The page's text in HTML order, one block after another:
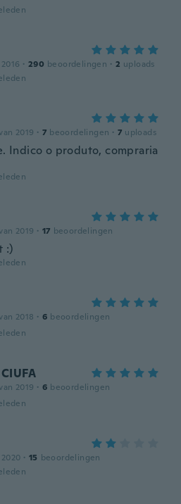
· 290 beoordelingen · 2 uploads
2019 · 7 beoordelingen · 7 uploads
Indico o produto, compraria
2019 · 17 beoordelingen
:)
2018 · 6 beoordelingen
2019 · 6 beoordelingen
· 15 beoordelingen